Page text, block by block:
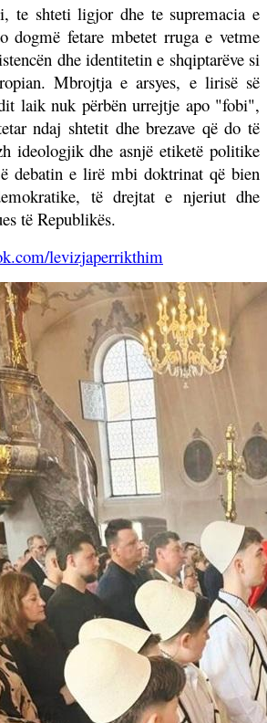
te shteti ligjor dhe te supremacia e
dogmë fetare mbetet rruga e vetme
dhe identitetin e shqiptarëve si
Mbrojtja e arsyes, e lirisë së
laik nuk përbën urrejtje apo "fobi",
ndaj shtetit dhe brezave që do të
ideologjik dhe asnjë etiketë politike
debatin e lirë mbi doktrinat që bien
të drejtat e njeriut dhe
të Republikës.
levizjaperrikthim